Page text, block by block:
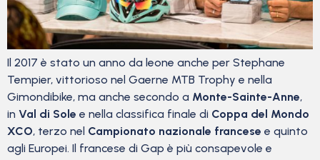
Il 2017 è stato un anno da leone anche per Stephane
Tempier, vittorioso nel Gaerne MTB Trophy e nella
Gimondibike, ma anche secondo a Monte-Sainte-Anne,
in Val di Sole e nella classifica finale di Coppa del Mondo
XCO, terzo nel Campionato nazionale francese e quinto
agli Europei. Il francese di Gap è più consapevole e